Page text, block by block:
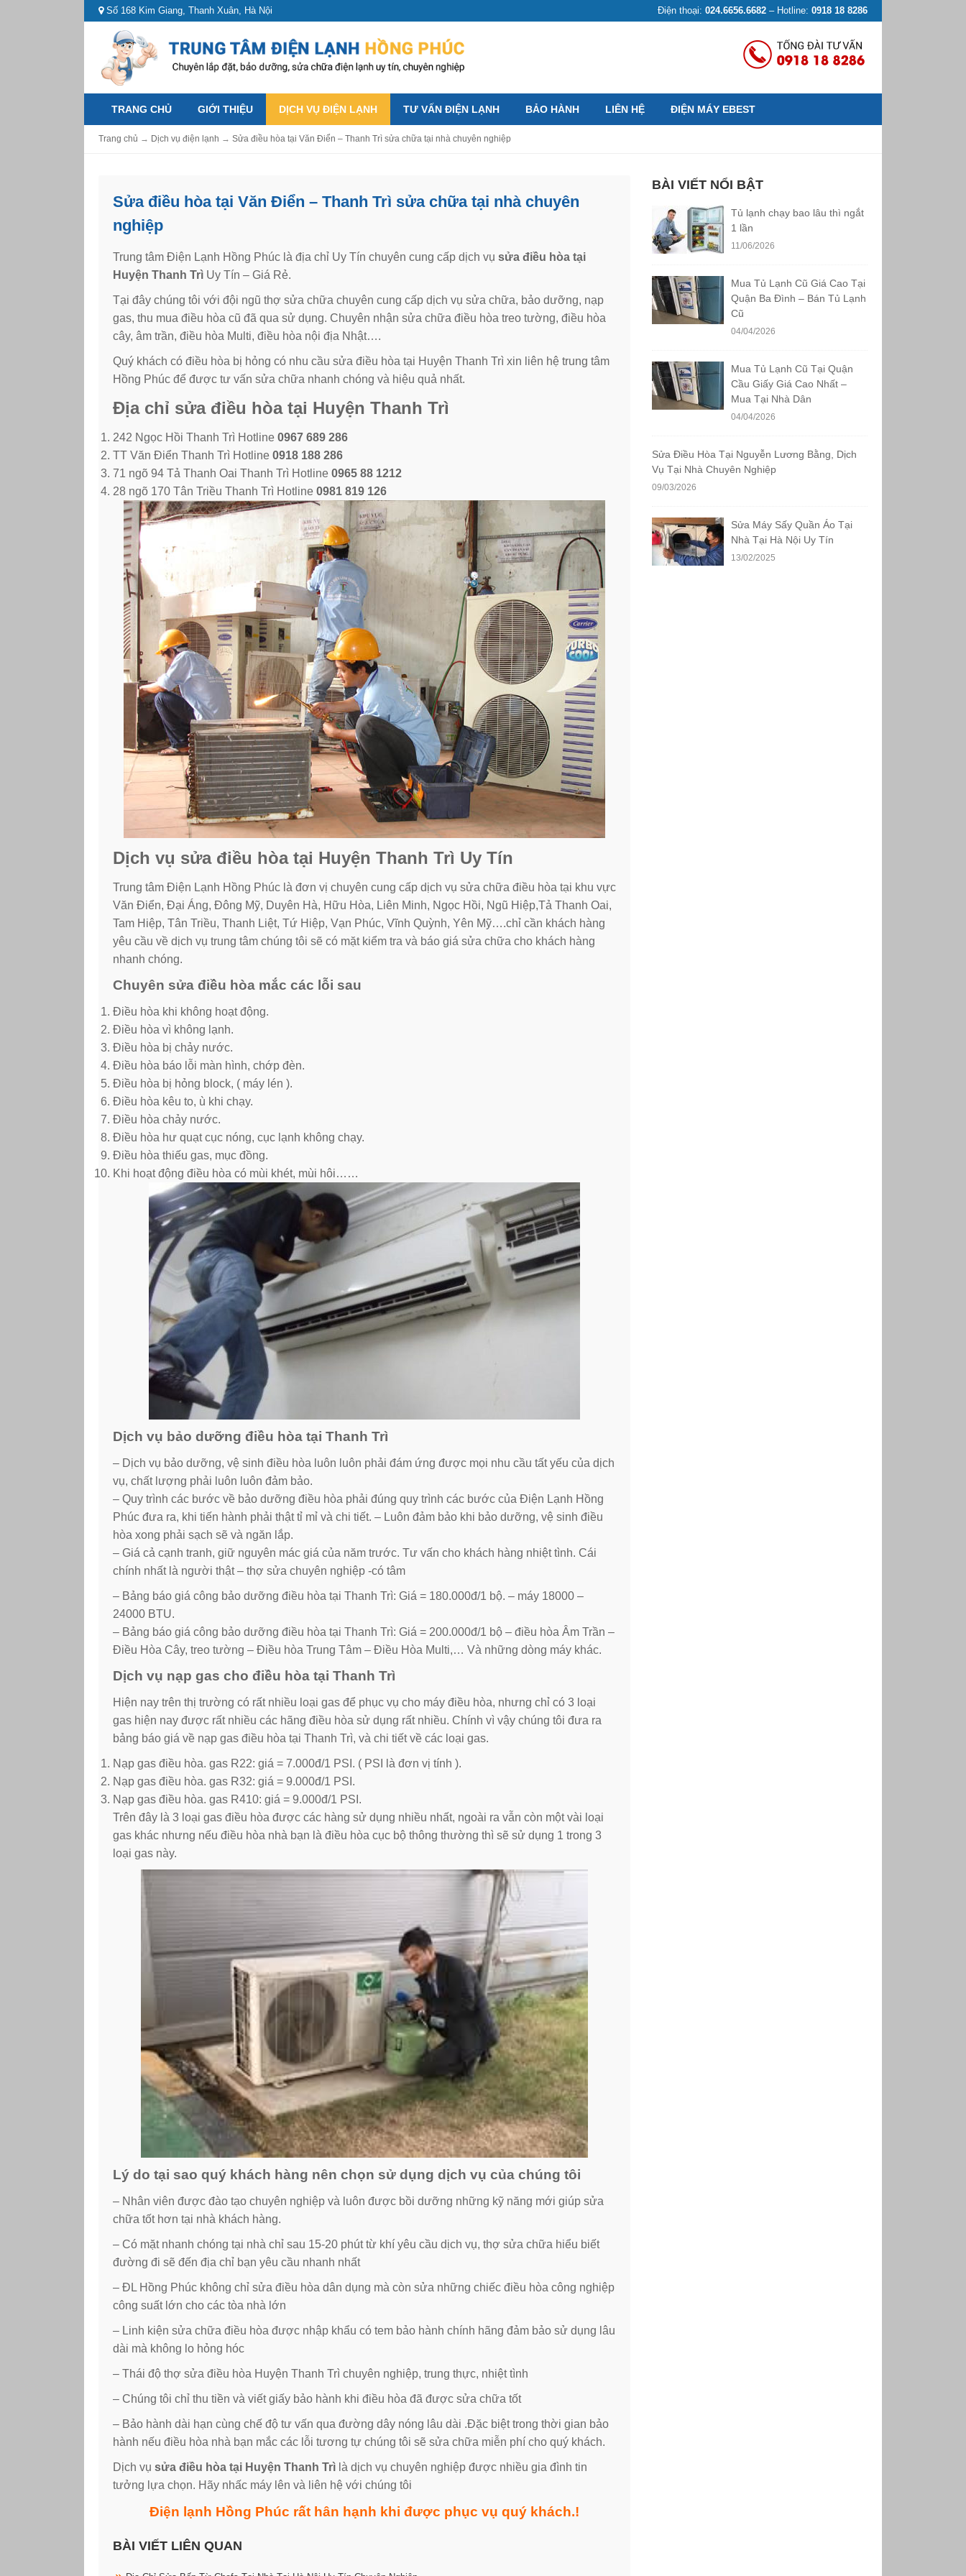
Số 168 Kim Giang, Thanh Xuân, Hà Nội Điện thoại: 024.6656.6682 – Hotline: 0918 18 8286
TRANG CHỦ GIỚI THIỆU DỊCH VỤ ĐIỆN LẠNH TƯ VẤN ĐIỆN LẠNH BẢO HÀNH LIÊN HỆ ĐIỆN MÁY EBEST
Trang chủ → Dịch vụ điện lạnh → Sửa điều hòa tại Văn Điển – Thanh Trì sửa chữa tại nhà chuyên nghiệp
Sửa điều hòa tại Văn Điển – Thanh Trì sửa chữa tại nhà chuyên
nghiệp
Trung tâm Điện Lạnh Hồng Phúc là địa chỉ Uy Tín chuyên cung cấp dịch vụ sửa điều hòa tại
Huyện Thanh Trì Uy Tín – Giá Rẻ.
Tại đây chúng tôi với đội ngũ thợ sửa chữa chuyên cung cấp dịch vụ sửa chữa, bảo dưỡng, nạp
gas, thu mua điều hòa cũ đã qua sử dụng. Chuyên nhận sửa chữa điều hòa treo tường, điều hòa
cây, âm trần, điều hòa Multi, điều hòa nội địa Nhật….
Quý khách có điều hòa bị hỏng có nhu cầu sửa điều hòa tại Huyện Thanh Trì xin liên hệ trung tâm
Hồng Phúc để được tư vấn sửa chữa nhanh chóng và hiệu quả nhất.
Địa chỉ sửa điều hòa tại Huyện Thanh Trì
242 Ngọc Hồi Thanh Trì Hotline 0967 689 286
TT Văn Điển Thanh Trì Hotline 0918 188 286
71 ngõ 94 Tả Thanh Oai Thanh Trì Hotline 0965 88 1212
28 ngõ 170 Tân Triều Thanh Trì Hotline 0981 819 126
Dịch vụ sửa điều hòa tại Huyện Thanh Trì Uy Tín
Trung tâm Điện Lạnh Hồng Phúc là đơn vị chuyên cung cấp dịch vụ sửa chữa điều hòa tại khu vực
Văn Điển, Đại Áng, Đông Mỹ, Duyên Hà, Hữu Hòa, Liên Minh, Ngọc Hồi, Ngũ Hiệp,Tả Thanh Oai,
Tam Hiệp, Tân Triều, Thanh Liệt, Tứ Hiệp, Vạn Phúc, Vĩnh Quỳnh, Yên Mỹ….chỉ cần khách hàng
yêu cầu về dịch vụ trung tâm chúng tôi sẽ có mặt kiểm tra và báo giá sửa chữa cho khách hàng
nhanh chóng.
Chuyên sửa điều hòa mắc các lỗi sau
Điều hòa khi không hoạt động.
Điều hòa vì không lạnh.
Điều hòa bị chảy nước.
Điều hòa báo lỗi màn hình, chớp đèn.
Điều hòa bị hỏng block, ( máy lén ).
Điều hòa kêu to, ù khi chạy.
Điều hòa chảy nước.
Điều hòa hư quạt cục nóng, cục lạnh không chạy.
Điều hòa thiếu gas, mục đồng.
Khi hoạt động điều hòa có mùi khét, mùi hôi……
Dịch vụ bảo dưỡng điều hòa tại Thanh Trì
– Dịch vụ bảo dưỡng, vệ sinh điều hòa luôn luôn phải đám ứng được mọi nhu cầu tất yếu của dịch
vụ, chất lượng phải luôn luôn đảm bảo.
– Quy trình các bước về bảo dưỡng điều hòa phải đúng quy trình các bước của Điện Lạnh Hồng
Phúc đưa ra, khi tiến hành phải thật tỉ mỉ và chi tiết. – Luôn đảm bảo khi bảo dưỡng, vệ sinh điều
hòa xong phải sạch sẽ và ngăn lắp.
– Giá cả cạnh tranh, giữ nguyên mác giá của năm trước. Tư vấn cho khách hàng nhiệt tình. Cái
chính nhất là người thật – thợ sửa chuyên nghiệp -có tâm
– Bảng báo giá công bảo dưỡng điều hòa tại Thanh Trì: Giá = 180.000đ/1 bộ. – máy 18000 –
24000 BTU.
– Bảng báo giá công bảo dưỡng điều hòa tại Thanh Trì: Giá = 200.000đ/1 bộ – điều hòa Âm Trần –
Điều Hòa Cây, treo tường – Điều hòa Trung Tâm – Điều Hòa Multi,… Và những dòng máy khác.
Dịch vụ nạp gas cho điều hòa tại Thanh Trì
Hiện nay trên thị trường có rất nhiều loại gas để phục vụ cho máy điều hòa, nhưng chỉ có 3 loại
gas hiện nay được rất nhiều các hãng điều hòa sử dụng rất nhiều. Chính vì vậy chúng tôi đưa ra
bảng báo giá về nạp gas điều hòa tại Thanh Trì, và chi tiết về các loại gas.
Nạp gas điều hòa. gas R22: giá = 7.000đ/1 PSI. ( PSI là đơn vị tính ).
Nạp gas điều hòa. gas R32: giá = 9.000đ/1 PSI.
Nạp gas điều hòa. gas R410: giá = 9.000đ/1 PSI.
Trên đây là 3 loại gas điều hòa được các hàng sử dụng nhiều nhất, ngoài ra vẫn còn một vài loại
gas khác nhưng nếu điều hòa nhà bạn là điều hòa cục bộ thông thường thì sẽ sử dụng 1 trong 3
loại gas này.
Lý do tại sao quý khách hàng nên chọn sử dụng dịch vụ của chúng tôi
– Nhân viên được đào tạo chuyên nghiệp và luôn được bồi dưỡng những kỹ năng mới giúp sửa
chữa tốt hơn tại nhà khách hàng.
– Có mặt nhanh chóng tại nhà chỉ sau 15-20 phút từ khí yêu cầu dịch vụ, thợ sửa chữa hiểu biết
đường đi sẽ đến địa chỉ bạn yêu cầu nhanh nhất
– ĐL Hồng Phúc không chỉ sửa điều hòa dân dụng mà còn sửa những chiếc điều hòa công nghiệp
công suất lớn cho các tòa nhà lớn
– Linh kiện sửa chữa điều hòa được nhập khẩu có tem bảo hành chính hãng đảm bảo sử dụng lâu
dài mà không lo hỏng hóc
– Thái độ thợ sửa điều hòa Huyện Thanh Trì chuyên nghiệp, trung thực, nhiệt tình
– Chúng tôi chỉ thu tiền và viết giấy bảo hành khi điều hòa đã được sửa chữa tốt
– Bảo hành dài hạn cùng chế độ tư vấn qua đường dây nóng lâu dài .Đặc biệt trong thời gian bảo
hành nếu điều hòa nhà bạn mắc các lỗi tương tự chúng tôi sẽ sửa chữa miễn phí cho quý khách.
Dịch vụ sửa điều hòa tại Huyện Thanh Trì là dịch vụ chuyên nghiệp được nhiều gia đình tin
tưởng lựa chọn. Hãy nhấc máy lên và liên hệ với chúng tôi
Điện lạnh Hồng Phúc rất hân hạnh khi được phục vụ quý khách.!
BÀI VIẾT LIÊN QUAN
BÀI VIẾT NỔI BẬT
Tủ lạnh chạy bao lâu thì ngắt
1 lần
11/06/2026
Mua Tủ Lạnh Cũ Giá Cao Tại
Quận Ba Đình – Bán Tủ Lạnh
Cũ
04/04/2026
Mua Tủ Lạnh Cũ Tại Quận
Cầu Giấy Giá Cao Nhất –
Mua Tại Nhà Dân
04/04/2026
Sửa Điều Hòa Tại Nguyễn Lương Bằng, Dịch
Vụ Tại Nhà Chuyên Nghiệp
09/03/2026
Sửa Máy Sấy Quần Áo Tại
Nhà Tại Hà Nội Uy Tín
13/02/2025